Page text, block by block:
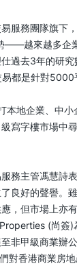
服務團隊旗下
——越來越多企
過去3年的研
都是針對5000
本地企業、中小
寫字樓市場中
務主管馮慧詩
良好的聲譽。
，但市場上亦
(尚簽)
非甲級商業辦
對香港商業房